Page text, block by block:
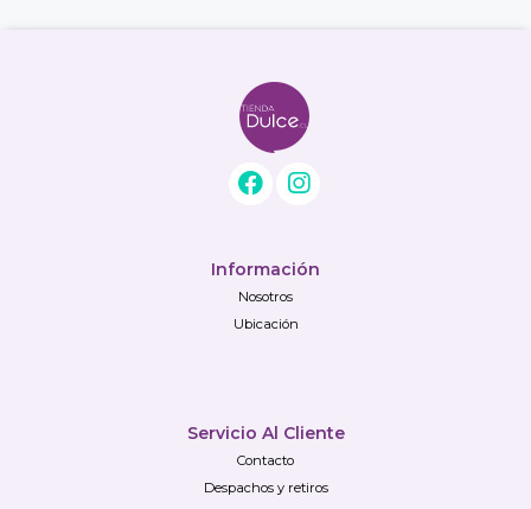
Información
Nosotros
Ubicación
Servicio Al Cliente
Contacto
Despachos y retiros